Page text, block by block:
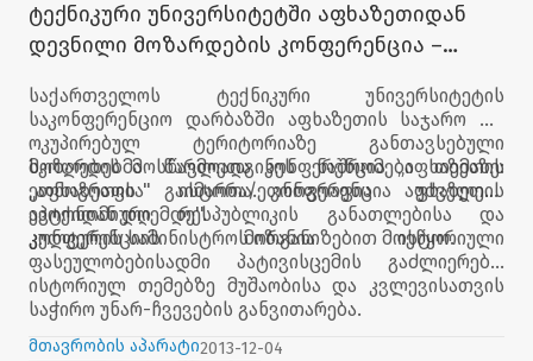
ტექნიკური უნივერსიტეტში აფხაზეთიდან
დევნილი მოზარდების კონფერენცია –
საქართველოს ტექნიკური უნივერსიტეტის
საკონფერენციო დარბაზში აფხაზეთის საჯარო და
ოკუპირებულ ტერიტორიაზე განთავსებული
სკოლების მოსწავლეთა კონფერენცია „აფხაზეთის
ეთნოგრაფია" გაიმართა. კონფერენცია აფხაზეთის
ავტონომიური რესპუბლიკის განათლებისა და
კულტურის სამინისტროს ორგანიზებით მოეწყო.
მოზარდებმა წარმოადგინეს ნაშრომები თემაზე:
„აფხაზეთის ისტორა/ეთნოგრაფია უძველესი
ეპოქიდან დღემდე''.
კონფერენციის მიზანია ისტორიული
ფასეულობებისადმი პატივისცემის გაძლიერება,
ისტორიულ თემებზე მუშაობისა და კვლევისათვის
საჭირო უნარ-ჩვევების განვითარება.
მთავრობის აპარატი2013-12-04